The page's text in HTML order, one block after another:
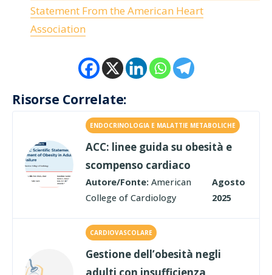
Statement From the American Heart
Association
Risorse Correlate:
ENDOCRINOLOGIA E MALATTIE METABOLICHE
ACC: linee guida su obesità e
scompenso cardiaco
Autore/Fonte: American
College of Cardiology
Agosto
2025
CARDIOVASCOLARE
Gestione dell’obesità negli
adulti con insufficienza